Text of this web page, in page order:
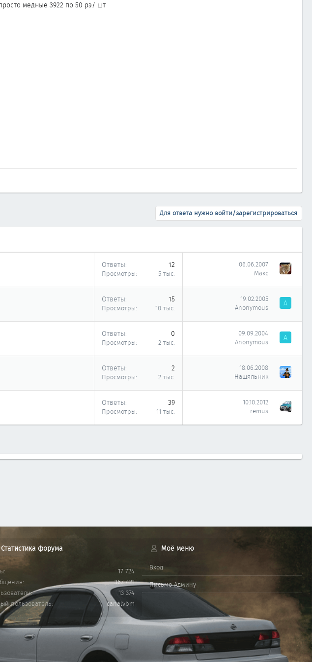
медные 3922 по 50 рэ/ шт
Для ответа нужно войти/зарегистрироваться
Ответы 12
Просмотры 5 тыс.
06.06.2007
Макс
Ответы 15
Просмотры 10 тыс.
19.02.2005
Anonymous
A
Ответы 0
Просмотры 2 тыс.
09.09.2004
Anonymous
A
Ответы 2
Просмотры 2 тыс.
18.06.2008
Нащяльник
Ответы 39
Просмотры 11 тыс.
10.10.2012
remus
Статистика форума
17 724
367 421
13 374
пользователь
canalvbm
Моё меню
Вход
Письмо Админу